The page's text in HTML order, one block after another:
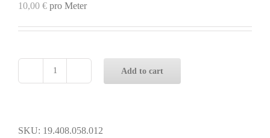
10,00 € pro Meter
-
Add to cart
SKU: 19.408.058.012